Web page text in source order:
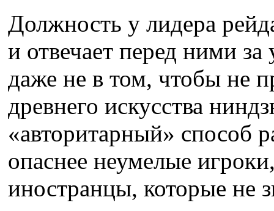
Должность у лидера
и отвечает перед ними
даже не в том, чтобы не
древнего искусства
«авторитарный» способ
опаснее неумелые
иностранцы, которые не